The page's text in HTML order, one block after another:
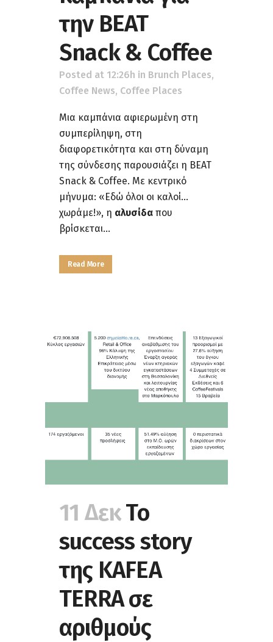
την BΕΑΤ
Snack & Coffee
Posted at 12:26h in Brunch Places,
Coffee News, Coffee Places
Μια καμπάνια αφιερωμένη στη
συμπερίληψη, στη
διαφορετικότητα και στη δύναμη
της σύνδεσης παρουσιάζει η BΕΑΤ
Snack & Coffee. Με κεντρικό
μήνυμα: «Εδώ όλοι οι καλοί…
χωράμε!», η αλυσίδα που
βρίσκεται...
Read More
11 ΔεκTo
success story
της KAFEA
TERRA σε
αριθμούς